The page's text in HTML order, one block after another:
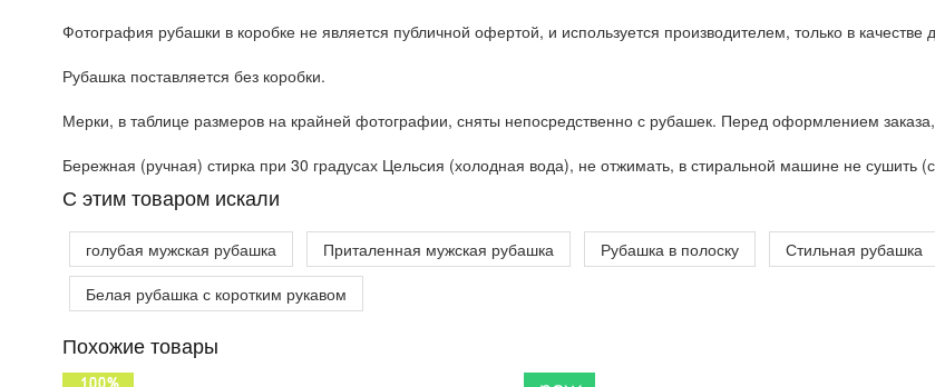
Фотография рубашки в коробке не является публичной офертой, и используется производителем, только в качестве
Рубашка поставляется без коробки.
Мерки, в таблице размеров на крайней фотографии, сняты непосредственно с рубашек. Перед оформлением
Бережная (ручная) стирка при 30 градусах Цельсия (холодная вода), не отжимать, в стиральной машине не сушить
C этим товаром искали
голубая мужская рубашка Приталенная мужская рубашка Рубашка в полоску Стильная рубашка
Белая рубашка с коротким рукавом
Похожие товары